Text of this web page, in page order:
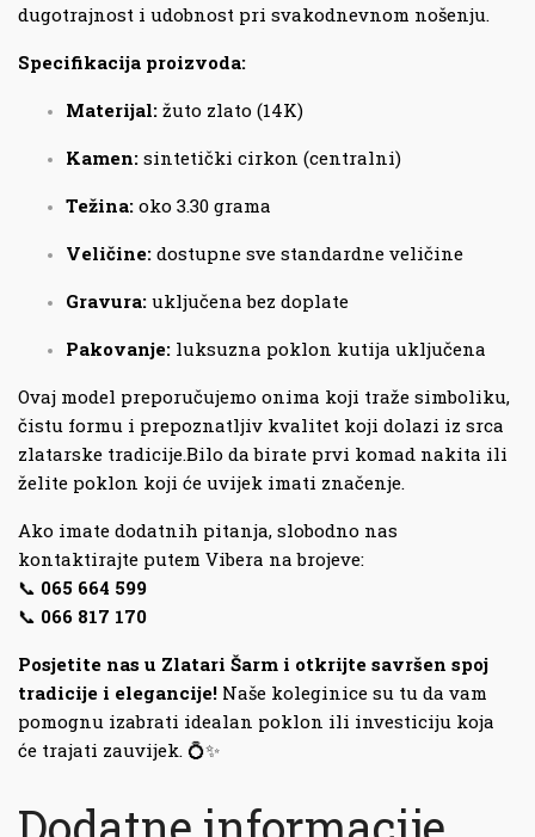
dugotrajnost i udobnost pri svakodnevnom nošenju.
Specifikacija proizvoda:
Materijal: žuto zlato (14K)
Kamen: sintetički cirkon (centralni)
Težina: oko 3.30 grama
Veličine: dostupne sve standardne veličine
Gravura: uključena bez doplate
Pakovanje: luksuzna poklon kutija uključena
Ovaj model preporučujemo onima koji traže simboliku,
čistu formu i prepoznatljiv kvalitet koji dolazi iz srca
zlatarske tradicije.Bilo da birate prvi komad nakita ili
želite poklon koji će uvijek imati značenje.
Ako imate dodatnih pitanja, slobodno nas
kontaktirajte putem Vibera na brojeve:
📞 065 664 599
📞 066 817 170
Posjetite nas u Zlatari Šarm i otkrijte savršen spoj
tradicije i elegancije! Naše koleginice su tu da vam
pomognu izabrati idealan poklon ili investiciju koja
će trajati zauvijek. 💍✨